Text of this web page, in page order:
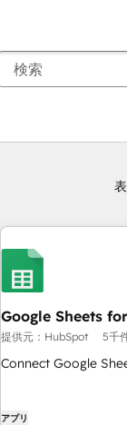
Google Sheets
提供元：HubSpot 5千
Connect Google
アプリ